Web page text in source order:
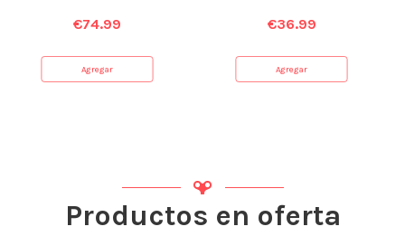
€74.99
Agregar
€36.99
Agregar
Productos en oferta